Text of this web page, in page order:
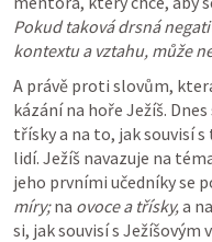
Pokud taková drsná
kontextu a vztahu, může
A právě proti slovům,
kázání na hoře Ježíš.
třísky a na to, jak souvisí
lidí. Ježíš navazuje na
jeho prvními učedníky se
míry; na ovoce a třísky, a
si, jak souvisí s